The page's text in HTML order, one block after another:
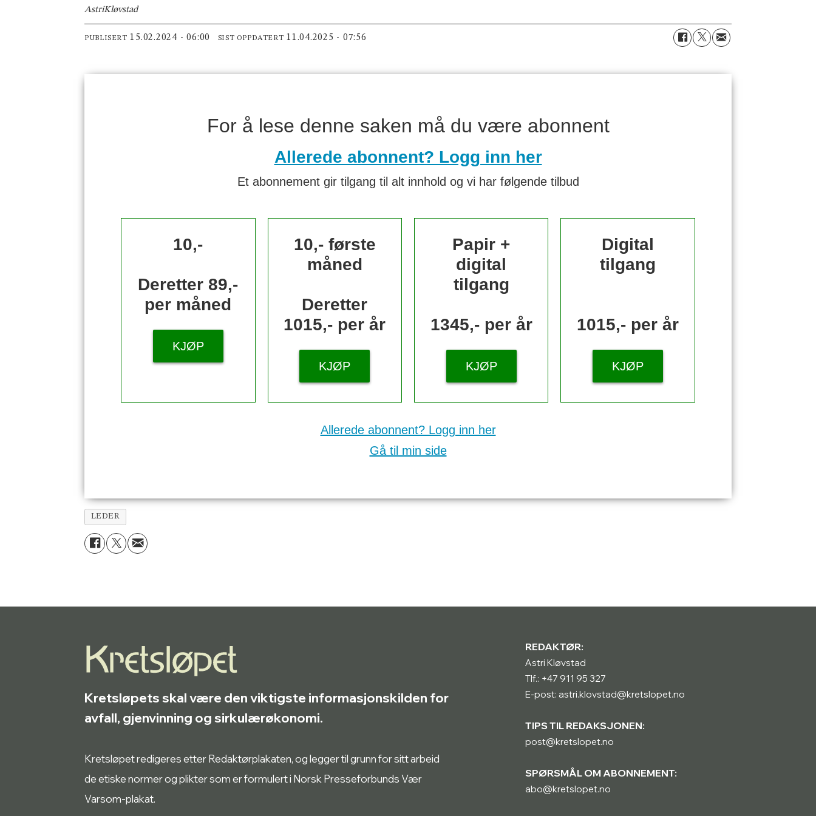
AstriKløvstad
PUBLISERT 15.02.2024 - 06:00 SIST OPPDATERT 11.04.2025 - 07:56
For å lese denne saken må du være abonnent
Allerede abonnent? Logg inn her
Et abonnement gir tilgang til alt innhold og vi har følgende tilbud
10,-
Deretter 89,-
per måned
KJØP
10,- første
måned
Deretter
1015,- per år
KJØP
Papir +
digital
tilgang
1345,- per år
KJØP
Digital
tilgang
1015,- per år
KJØP
Allerede abonnent? Logg inn her
Gå til min side
LEDER
Kretsløpets skal være den viktigste informasjonskilden for
avfall, gjenvinning og sirkulærøkonomi.
Kretsløpet redigeres etter Redaktørplakaten, og legger til grunn for sitt arbeid
de etiske normer og plikter som er formulert i Norsk Presseforbunds Vær
Varsom-plakat.
REDAKTØR:
Astri Kløvstad
Tlf.: +47 911 95 327
E-post: astri.klovstad@kretslopet.no
TIPS TIL REDAKSJONEN:
post@kretslopet.no
SPØRSMÅL OM ABONNEMENT:
abo@kretslopet.no